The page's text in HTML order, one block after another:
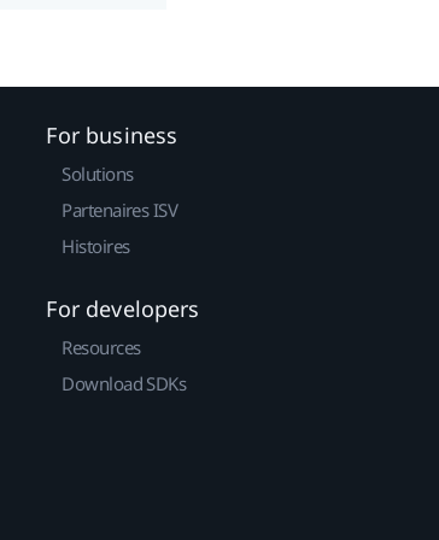
For business
Solutions
Partenaires ISV
Histoires
For developers
Resources
Download SDKs